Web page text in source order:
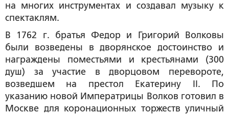
на многих инструментах и создавал музыку к
спектаклям.
В 1762 г. братья Федор и Григорий Волковы
были возведены в дворянское достоинство и
награждены поместьями и крестьянами (300
душ) за участие в дворцовом перевороте,
возведшем на престол Екатерину II. По
указанию новой Императрицы Волков готовил в
Москве для коронационных торжеств уличный